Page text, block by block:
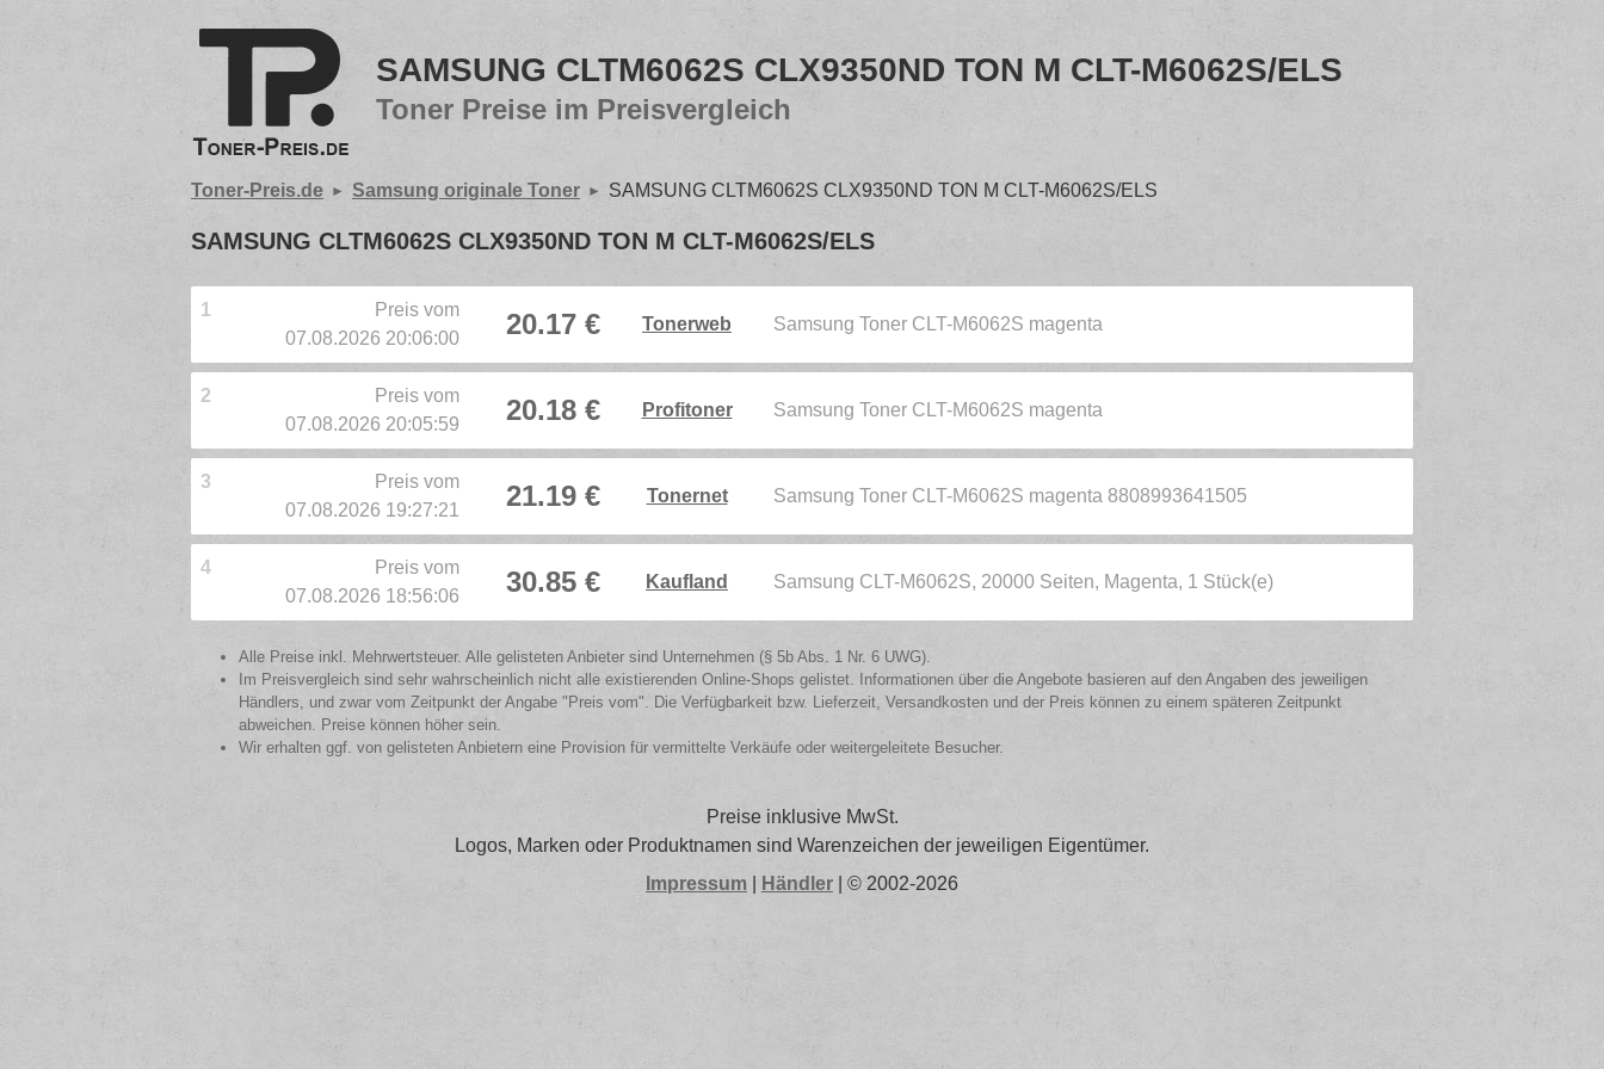
SAMSUNG CLTM6062S CLX9350ND TON M CLT-M6062S/ELS
Toner Preise im Preisvergleich
Toner-Preis.de Samsung originale Toner SAMSUNG CLTM6062S CLX9350ND TON M CLT-M6062S/ELS
SAMSUNG CLTM6062S CLX9350ND TON M CLT-M6062S/ELS
1
Preis vom
07.08.2026 20:06:00
20.17 € Tonerweb Samsung Toner CLT-M6062S magenta
2
Preis vom
07.08.2026 20:05:59
20.18 € Profitoner Samsung Toner CLT-M6062S magenta
3
Preis vom
07.08.2026 19:27:21
21.19 € Tonernet Samsung Toner CLT-M6062S magenta 8808993641505
4
Preis vom
07.08.2026 18:56:06
30.85 € Kaufland Samsung CLT-M6062S, 20000 Seiten, Magenta, 1 Stück(e)
Alle Preise inkl. Mehrwertsteuer. Alle gelisteten Anbieter sind Unternehmen (§ 5b Abs. 1 Nr. 6 UWG).
Im Preisvergleich sind sehr wahrscheinlich nicht alle existierenden Online-Shops gelistet. Informationen über die Angebote basieren auf den Angaben des jeweiligen
Händlers, und zwar vom Zeitpunkt der Angabe "Preis vom". Die Verfügbarkeit bzw. Lieferzeit, Versandkosten und der Preis können zu einem späteren Zeitpunkt
abweichen. Preise können höher sein.
Wir erhalten ggf. von gelisteten Anbietern eine Provision für vermittelte Verkäufe oder weitergeleitete Besucher.
Preise inklusive MwSt.
Logos, Marken oder Produktnamen sind Warenzeichen der jeweiligen Eigentümer.
Impressum
Händler | © 2002-2026